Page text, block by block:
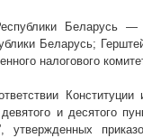
Беларусь
Беларусь;
налогового
и десятого